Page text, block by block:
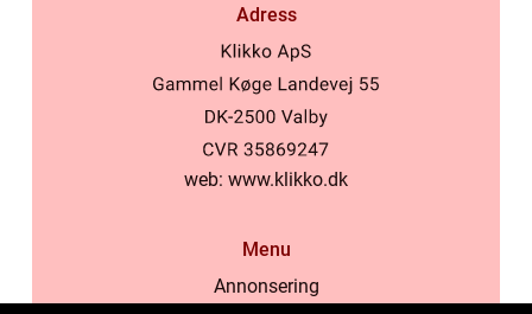
Adress
web: www.klikko.dk
Menu
Annonsering